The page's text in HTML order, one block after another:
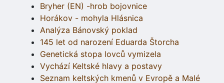
Bryher (EN) -hrob bojovnice
Horákov - mohyla Hlásnica
Analýza Bánovský poklad
145 let od narození Eduarda Štorcha
Genetická stopa lovců vymizela
Vychází Keltské hlavy a postavy
Seznam keltských kmenů v Evropě a Malé